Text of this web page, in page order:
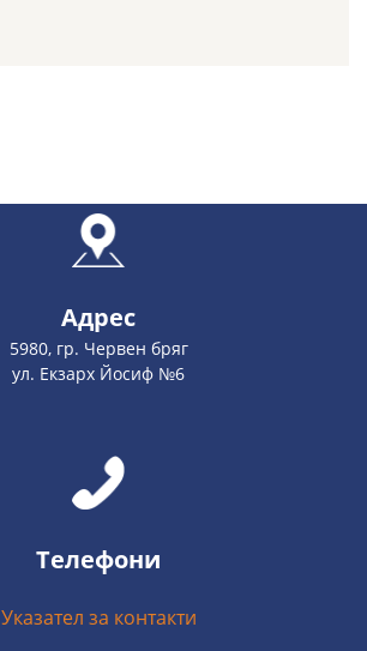
Адрес
5980, гр. Червен бряг
ул. Екзарх Йосиф №6
Телефони
Указател за контакти